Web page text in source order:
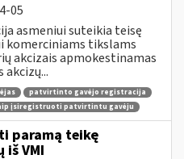
05
asmeniui suteikia teisę
tikslams
akcizais apmokestinamas
patvirtinto gavėjo registracija
įsiregistruoti patvirtintu gavėju
paramą teikę
VMI